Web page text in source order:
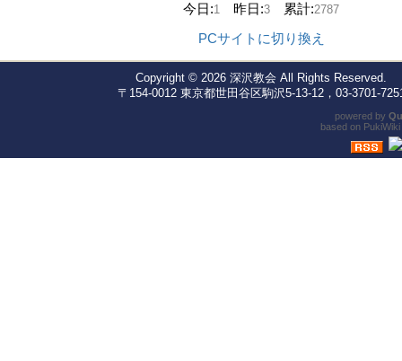
今日:1 昨日:3 累計:2787
PCサイトに切り換え
Copyright © 2026 深沢教会 All Rights Reserved.
〒154-0012 東京都世田谷区駒沢5-13-12，03-3701-
powered by
based on PukiWiki